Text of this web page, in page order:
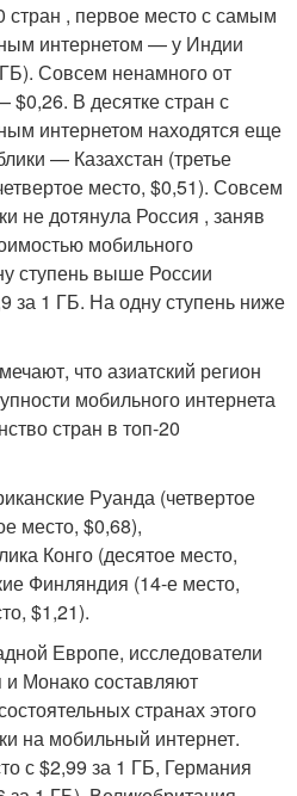
стран , первое место с самым
интернетом — у Индии
Совсем ненамного от
$0,26. В десятке стран с
интернетом находятся еще
— Казахстан (третье
место, $0,51). Совсем
не дотянула Россия , заняв
мобильного
ступень выше России
за 1 ГБ. На одну ступень ниже
что азиатский регион
мобильного интернета
стран в топ-20
Руанда (четвертое
место, $0,68),
Конго (десятое место,
Финляндия (14-е место,
$1,21).
Европе, исследователи
Монако составляют
странах этого
на мобильный интернет.
с $2,99 за 1 ГБ, Германия